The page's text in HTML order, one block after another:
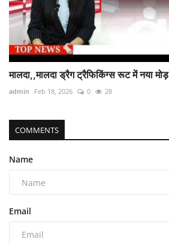
मालदा,,मालदा ड्रैग ट्रैफिकिंग्स रूट में नया मोड़
admin Feb 18, 2026 0 28
COMMENTS
Name
Email